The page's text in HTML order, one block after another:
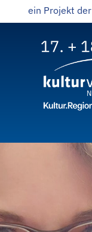
ein Projekt der